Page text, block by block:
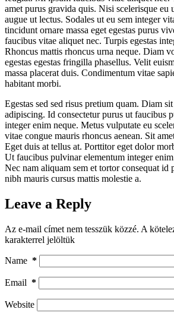
amet purus gravida quis. Nisi scelerisque eu
augue ut lectus. Sodales ut eu sem integer
tincidunt ornare massa eget egestas purus
faucibus vitae aliquet nec. Turpis egestas
Rhoncus mattis rhoncus urna neque. Diam
egestas egestas fringilla phasellus. Velit
massa placerat duis. Condimentum vitae
habitant morbi.
Egestas sed sed risus pretium quam. Diam
adipiscing. Id consectetur purus ut faucibus
integer enim neque. Metus vulputate eu
vitae congue mauris rhoncus aenean. Sit
Eget duis at tellus at. Porttitor eget dolor
Ut faucibus pulvinar elementum integer
Nec nam aliquam sem et tortor consequat id
nibh mauris cursus mattis molestie a.
Leave a Reply
Az e-mail címet nem tesszük közzé. A
karakterrel jelöltük
Name *
Email *
Website